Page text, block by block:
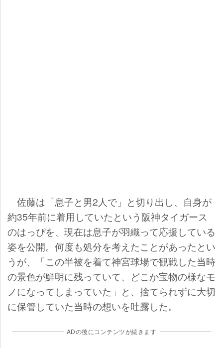
佐藤は「息子と男2人で」と切り出し、自身が
約35年前に着用していたという阪神タイガース
のはっぴを、現在は息子が羽織って応援している
姿を公開。何度も処分を考えたことがあったとい
うが、「この半被を着て神宮球場で観戦した当時
の景色が鮮明に残っていて、どこか宝物の様なモ
ノになってしまっていた」と、捨てられずに大切
に保管していた当時の想いを吐露した。
ADの後にコンテンツが続きます